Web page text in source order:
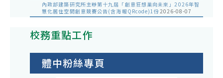
內政部建築研究所主辦第十九屆「創意狂想巢向未來」2026年智
慧化居住空間創意競賽公告(含海報QRcode)1份2026-08-07
校務重點工作
體中粉絲專頁